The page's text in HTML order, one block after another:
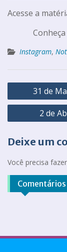
Acesse a
Instagram,
31 de
2 de
Deixe um
Você precisa
Comentários